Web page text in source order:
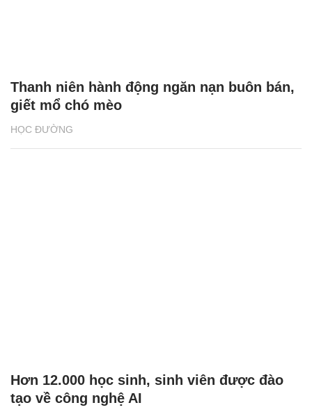
HỌC ĐƯỜNG
Thanh niên hành động ngăn nạn buôn bán,
giết mổ chó mèo
Hơn 12.000 học sinh, sinh viên được đào
tạo về công nghệ AI